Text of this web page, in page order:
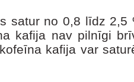
satur no 0,8 līdz
kafija nav pilnīgi
kafija var